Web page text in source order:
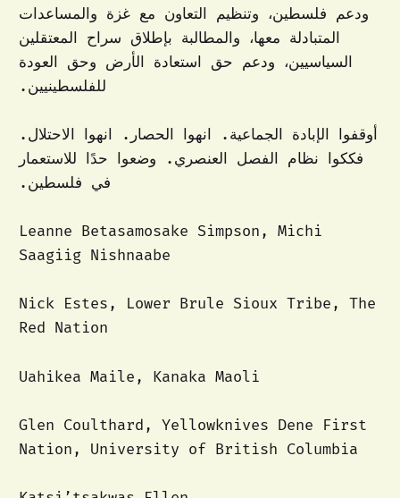
ودعم فلسطين، وتنظيم التعاون مع غزة والمساعدات
المتبادلة معها، والمطالبة بإطلاق سراح المعتقلين
السياسيين، ودعم حق استعادة الأرض وحق العودة
للفلسطينيين.
أوقفوا الإبادة الجماعية. انهوا الحصار. انهوا الاحتلال.
فككوا نظام الفصل العنصري. وضعوا حدًا للاستعمار
في فلسطين.
Leanne Betasamosake Simpson, Michi
Saagiig Nishnaabe
Nick Estes, Lower Brule Sioux Tribe, The
Red Nation
Uahikea Maile, Kanaka Maoli
Glen Coulthard, Yellowknives Dene First
Nation, University of British Columbia